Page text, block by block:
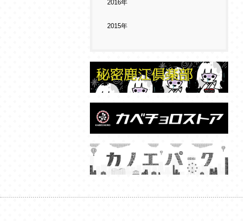
2016年
2015年